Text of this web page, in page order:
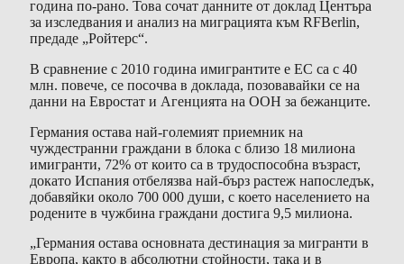
година по-рано. Това сочат данните от доклад Центъра
за изследвания и анализ на миграцията към RFBerlin,
предаде „Ройтерс“.
В сравнение с 2010 година имигрантите е ЕС са с 40
млн. повече, се посочва в доклада, позовавайки се на
данни на Евростат и Агенцията на ООН за бежанците.
Германия остава най-големият приемник на
чуждестранни граждани в блока с близо 18 милиона
имигранти, 72% от които са в трудоспособна възраст,
докато Испания отбелязва най-бърз растеж напоследък,
добавяйки около 700 000 души, с което населението на
родените в чужбина граждани достига 9,5 милиона.
„Германия остава основната дестинация за мигранти в
Европа, както в абсолютни стойности, така и в